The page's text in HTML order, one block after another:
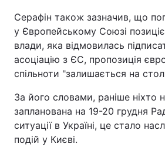
Серафін також зазначив, що
у Європейському Союзі
влади, яка відмовилась
асоціацію з ЄС, пропозиція
спільноти "залишається на
За його словами, раніше ніхто
запланована на 19-20 грудня
ситуації в Україні, це стало
подій у Києві.